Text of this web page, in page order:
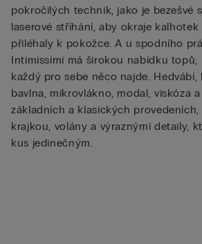
pokročilých technik, jako je bezešvé
laserové stříhání, aby okraje
přiléhaly k pokožce. A u spodního
Intimissimi má širokou nabídku topů,
každý pro sebe něco najde. Hedvábí,
bavlna, mikrovlákno, modal, viskóza
základních a klasických
krajkou, volány a výraznými detaily,
kus jedinečným.